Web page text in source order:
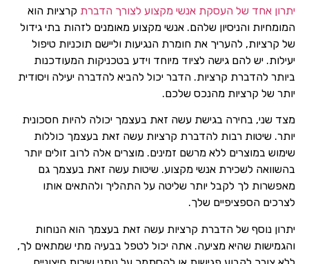
יתרון אחד של העסקת אנשי מקצוע לצורך הדברת קרציות הוא
המומחיות והניסיון שלהם. אנשי מקצוע מאומנים לזהות בתי גידול
של קרציות, להעריך את חומרת הנגיעות וליישם תוכניות טיפול
יעילות. יש להם גישה לציוד מיוחד וידע בטכניקות המעודכנות
ביותר להדברת קרציות. הדבר יכול להביא להדברה יעילה ויסודית
יותר של קרציות מהנכס שלכם.
מצד שני, בחירה בגישת עשה זאת בעצמך יכולה להיות חסכונית
יותר. שיטות רבות להדברת קרציות עשה זאת בעצמך כוללות
שימוש במוצרים ללא מרשם זמינים. מוצרים אלה לרוב זולים יותר
בהשוואה לשכירת אנשי מקצוע. שיטות עשה זאת בעצמך גם
מאפשרות לך לקבל יותר שליטה על התהליך ולהתאים אותו
לצרכים הספציפיים שלך.
יתרון נוסף של הדברת קרציות עשה זאת בעצמך הוא הנוחות
והגמישות שהיא מציעה. אתה יכול לטפל בבעיה מתי שמתאים לך,